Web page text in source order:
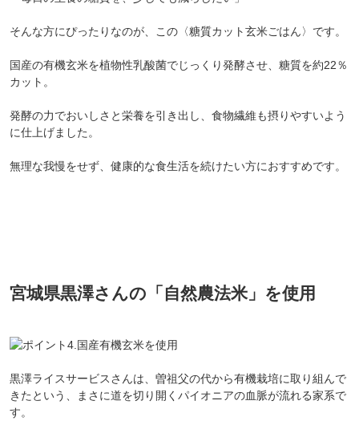
そんな方にぴったりなのが、この〈糖質カット玄米ごはん〉です。
国産の有機玄米を植物性乳酸菌でじっくり発酵させ、糖質を約22％
カット。
発酵の力でおいしさと栄養を引き出し、食物繊維も摂りやすいよう
に仕上げました。
無理な我慢をせず、健康的な食生活を続けたい方におすすめです。
宮城県黒澤さんの「自然農法米」を使用
黒澤ライスサービスさんは、曽祖父の代から有機栽培に取り組んで
きたという、まさに道を切り開くパイオニアの血脈が流れる家系で
す。